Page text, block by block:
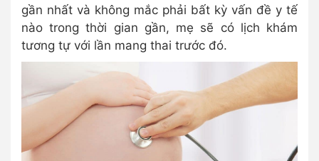
gần nhất và không mắc phải bất kỳ vấn đề y tế
nào trong thời gian gần, mẹ sẽ có lịch khám
tương tự với lần mang thai trước đó.